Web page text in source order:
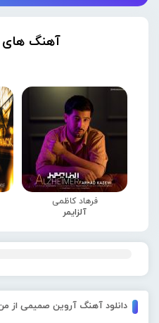
آهنگ های
فرهاد کاظمی
آلزایمر
دانلود آهنگ آروین صمیمی از